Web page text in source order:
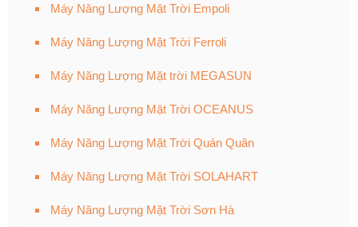
Máy Năng Lượng Mặt Trời Empoli
Máy Năng Lượng Mặt Trời Ferroli
Máy Năng Lượng Mặt trời MEGASUN
Máy Năng Lượng Mặt Trời OCEANUS
Máy Năng Lượng Mặt Trời Quán Quân
Máy Năng Lượng Mặt Trời SOLAHART
Máy Năng Lượng Mặt Trời Sơn Hà